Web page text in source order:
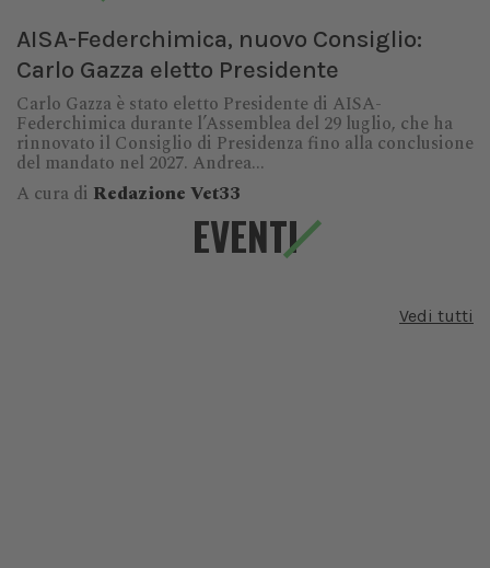
AISA-Federchimica, nuovo Consiglio:
Carlo Gazza eletto Presidente
Carlo Gazza è stato eletto Presidente di AISA-
Federchimica durante l’Assemblea del 29 luglio, che ha
rinnovato il Consiglio di Presidenza fino alla conclusione
del mandato nel 2027. Andrea...
A cura di Redazione Vet33
EVENTI
Vedi tutti